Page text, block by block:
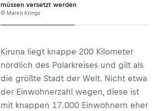
müssen versetzt werden
© Maren Krings
Kiruna liegt knappe 200 Kilometer
nördlich des Polarkreises und gilt als
die größte Stadt der Welt. Nicht etwa
der Einwohnerzahl wegen, diese ist
mit knappen 17.000 Einwohnern eher